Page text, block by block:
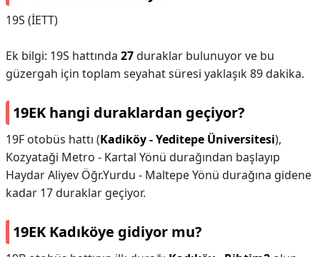
19S (İETT)
Ek bilgi: 19S hattında 27duraklar bulunuyor ve bu
güzergah için toplam seyahat süresi yaklaşık 89 dakika.
19EK hangi duraklardan geçiyor?
19F otobüs hattı (Kadiköy - Yeditepe Üniversitesi),
Kozyataği Metro - Kartal Yönü durağından başlayıp
Haydar Aliyev Öğr.Yurdu - Maltepe Yönü durağına gidene
kadar 17 duraklar geçiyor.
19EK Kadıköye gidiyor mu?